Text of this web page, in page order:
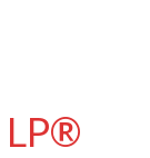
LP®